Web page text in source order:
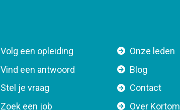
Volg een opleiding
Vind een antwoord
Stel je vraag
Zoek een job
Onze leden
Blog
Contact
Over Kortom